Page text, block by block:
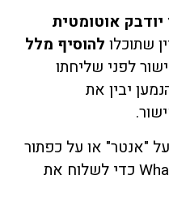
יודבק אוטומטית
שתוכלו להוסיף מלל
לפני שליחתו
יבין את
"אנטר" או על כפתור
השליחה ב-WhatsApp כדי לשלוח את